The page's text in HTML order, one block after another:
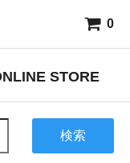
0
STORE
検索